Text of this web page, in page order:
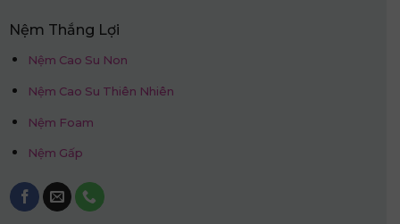
Nệm Thắng Lợi
Nệm Cao Su Non
Nệm Cao Su Thiên Nhiên
Nệm Foam
Nệm Gấp